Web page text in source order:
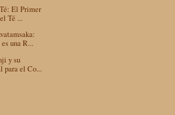
El Primer
Té ...
una R...
y su
para el Co...